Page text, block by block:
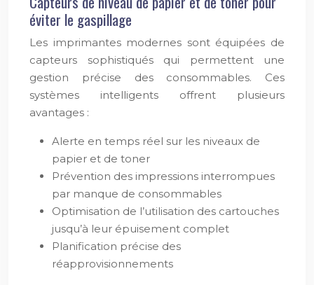
éviter le gaspillage
Les imprimantes modernes sont équipées de
capteurs sophistiqués qui permettent une
gestion précise des consommables. Ces
systèmes intelligents offrent plusieurs
avantages :
Alerte en temps réel sur les niveaux de
papier et de toner
Prévention des impressions interrompues
par manque de consommables
Optimisation de l’utilisation des cartouches
jusqu’à leur épuisement complet
Planification précise des
réapprovisionnements